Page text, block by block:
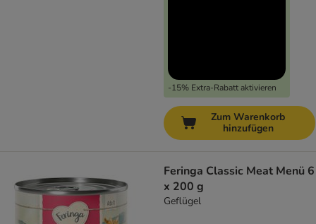
-15% Extra-Rabatt aktivieren
Zum Warenkorb
hinzufügen
Feringa Classic Meat Menü 6
x 200 g
Geflügel